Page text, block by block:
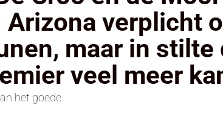
Het Merk België
De Doodgravers van België
Bpost Hold-up
verplicht
maar in
veel meer
het goede.